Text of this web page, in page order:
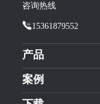
咨询热线
15361879552
产品
案例